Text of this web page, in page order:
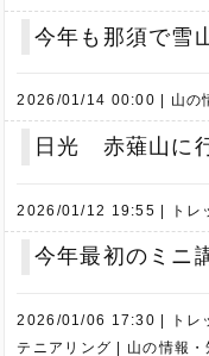
今年も那須で雪
2026/01/14 00:00 山の
日光 赤薙山に
2026/01/12 19:55 トレ
今年最初のミニ
2026/01/06 17:30 トレ
テニアリング
山の情報・